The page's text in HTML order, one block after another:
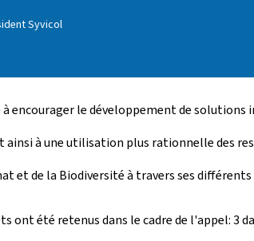
Syvicol
à encourager le développement de
à une utilisation plus rationnelle des
et de la Biodiversité à travers ses différents
ont été retenus dans le cadre de l'appel: 3